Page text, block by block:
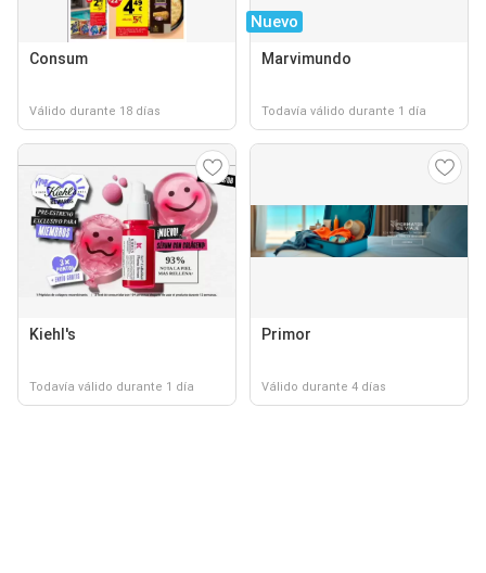
Consum
Válido durante 18 días
Nuevo
Marvimundo
Todavía válido durante 1 día
Kiehl's
Todavía válido durante 1 día
Primor
Válido durante 4 días